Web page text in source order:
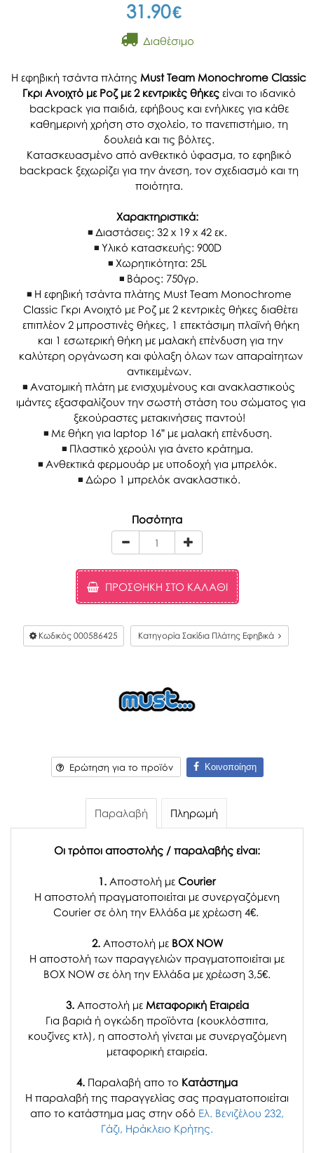
31.90€
Διαθέσιμο
Η εφηβική τσάντα πλάτης Must Team Monochrome Classic
Γκρι Ανοιχτό με Ροζ με 2 κεντρικές θήκεςείναι το ιδανικό
backpack για παιδιά, εφήβους και ενήλικες για κάθε
καθημερινή χρήση στο σχολείο, το πανεπιστήμιο, τη
δουλειά και τις βόλτες.
Κατασκευασμένο από ανθεκτικό ύφασμα, το εφηβικό
backpack ξεχωρίζει για την άνεση, τον σχεδιασμό και τη
ποιότητα.
Χαρακτηριστικά:
Διαστάσεις: 32 x 19 x 42 εκ.
Υλικό κατασκευής: 900D
Χωρητικότητα: 25L
Βάρος: 750γρ.
Η εφηβική τσάντα πλάτης Must Team Monochrome
Classic Γκρι Ανοιχτό με Ροζ με 2 κεντρικές θήκες διαθέτει
επιπλέον 2 μπροστινές θήκες, 1 επεκτάσιμη πλαϊνή θήκη
και 1 εσωτερική θήκη με μαλακή επένδυση για την
καλύτερη οργάνωση και φύλαξη όλων των απαραίτητων
αντικειμένων.
Ανατομική πλάτη με ενισχυμένους και ανακλαστικούς
ιμάντες εξασφαλίζουν την σωστή στάση του σώματος για
ξεκούραστες μετακινήσεις παντού!
Με θήκη για laptop 16” με μαλακή επένδυση.
Πλαστικό χερούλι για άνετο κράτημα.
Ανθεκτικά φερμουάρ με υποδοχή για μπρελόκ.
Δώρο 1 μπρελόκ ανακλαστικό.
Ποσότητα
ΠΡΟΣΘΉΚΗ ΣΤΟ ΚΑΛΆΘΙ
Κωδικός 000586425 Κατηγορία Σακίδια Πλάτης Εφηβικά
Ερώτηση για το προϊόν Κοινοποίηση
Παραλαβή Πληρωμή
Οι τρόποι αποστολής / παραλαβής είναι:
1. Αποστολή με Courier
Η αποστολή πραγματοποιείται με συνεργαζόμενη
Courier σε όλη την Ελλάδα με χρέωση 4€.
2. Αποστολή μεBOX NOW
Η αποστολή των παραγγελιών πραγματοποιείται με
BOX NOW σε όλη την Ελλάδα με χρέωση 3,5€.
3. Αποστολή μεΜεταφορική Εταιρεία
Για βαριά ή ογκώδη προϊόντα (κουκλόσπιτα,
κουζίνες κτλ), η αποστολή γίνεται με συνεργαζόμενη
μεταφορική εταιρεία.
4. Παραλαβή απο το Κατάστημα
H παραλαβή της παραγγελίας σας πραγματοποιείται
απο το κατάστημα μας στην οδό Ελ. Βενιζέλου 232,
Γάζι, Ηράκλειο Κρήτης.